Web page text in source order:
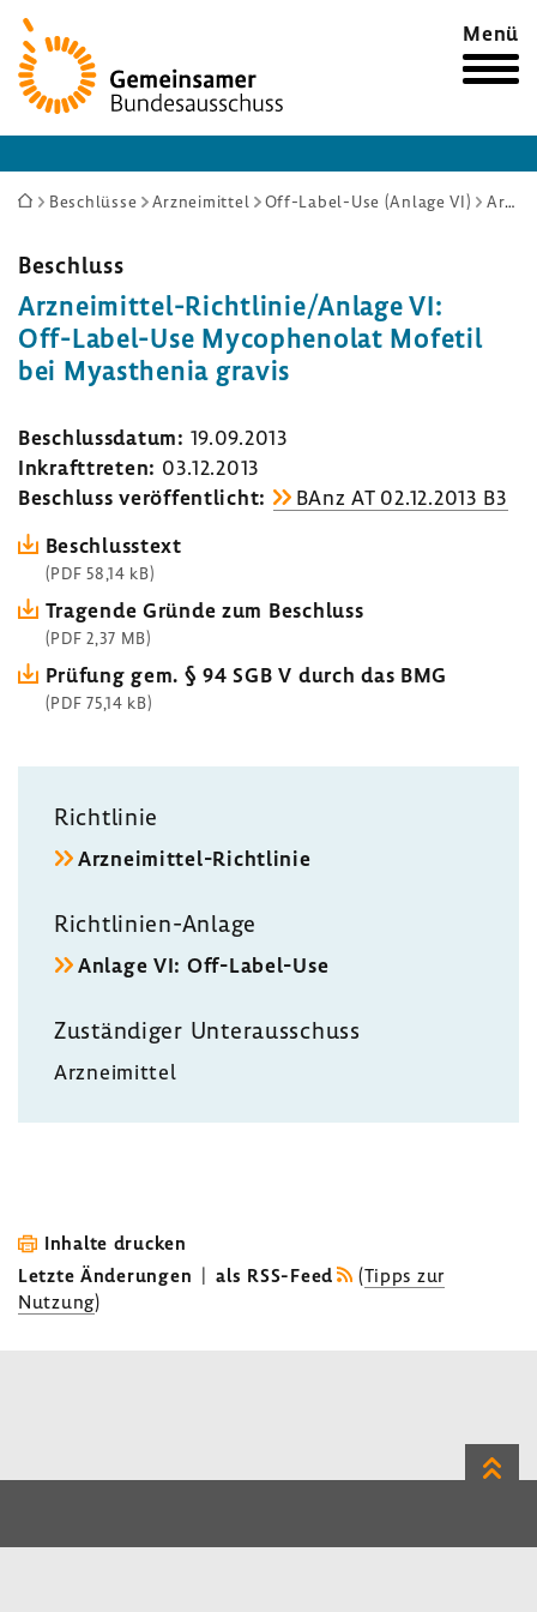
Zur
Startseite
Menü
Sie
hier:
Beschlüsse Arzneimittel Off-Label-Use (Anlage VI) Arzneimittel-Richtlinie/Anlage VI: Off-Label-Use Mycophenolat Mofetil bei Myasthenia gravis
Beschluss
Arzneimittel-​Richtlinie/Anlage VI:
Off-​Label-Use Myco­phe­nolat Mofetil
bei Myasthenia gravis
Beschluss­datum: 19.09.2013
Inkraft­treten: 03.12.2013
Beschluss veröf­fent­licht:
BAnz AT 02.12.2013 B3
Beschluss­text
(PDF 58,14 kB)
Tragende Gründe zum Beschluss
(PDF 2,37 MB)
Prüfung gem. § 94 SGB V durch das BMG
(PDF 75,14 kB)
Richt­linie
Arzneimittel-​Richtlinie
Richtlinien-​Anlage
Anlage VI: Off-​Label-Use
Zustän­diger Unter­aus­schuss
Arznei­mittel
Inhalte drucken
Letzte Änderungen | als RSS-Feed (Tipps zur
Nutzung)
Zum